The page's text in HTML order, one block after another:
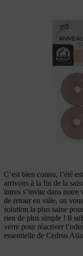
C’est bien connu, l’été
arrivons à la fin de la
intrus s’invite dans notre
de retour en ville, on
solution la plus saine
rien de plus simple ! Il
verre pour réactiver
essentielle de Cedrus